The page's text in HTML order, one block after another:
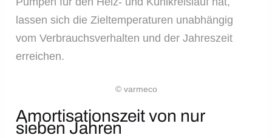
lassen sich die Zieltemperaturen unabhängig
vom Verbrauchsverhalten und der Jahreszeit
erreichen.
© varmeco
Amortisationszeit von nur
sieben Jahren